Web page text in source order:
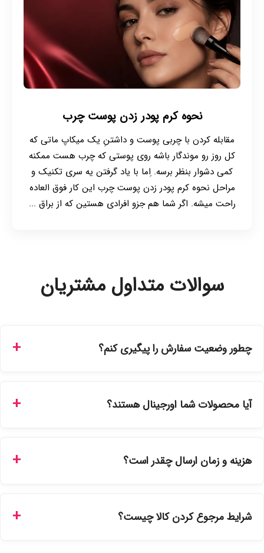
نحوه کرم پودر زدن پوست چرب
مقابله کردن با چربی پوست و داشتنِ یک میکاپ ماتی که
کل روز رو موندگار باشه روی پوستی که چرب هست ممکنه
کمی دشوار بنظر برسه. ِاما با یاد گرفتن یه سری تکنیک و
مراحل نحوه کرم پودر زدن پوست چرب این کار فوق العاده
راحت میشه. اگر شما هم جزو افرادی هستین که از براق ...
سوالات متداول مشتریان
چطور وضعیت سفارش را پیگیری کنم؟
سفارشات در سایت، وضعیت لحظه‌ای مرسوله را مشاهده کنید.
آیا محصولات شما اورجینال هستند؟
نمایندگی‌های معتبر تهیه شده و دارای بچ‌کد قابل استعلام هستند.
هزینه و زمان ارسال چقدر است؟
انتخاب کنید و برای شهرستان‌ها بین یک الی ۳ روز کاری از طریق
شرایط مرجوع کردن کالا چیست؟